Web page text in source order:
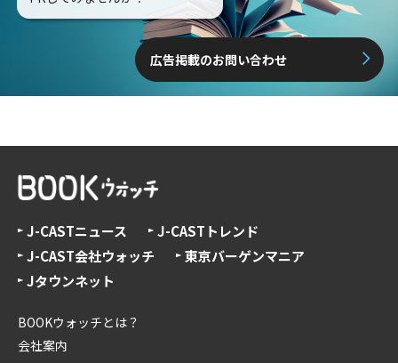
広告掲載のお問い合わせ
J-CASTニュース
J-CASTトレンド
J-CAST会社ウォッチ
東京バーゲンマニア
Jタウンネット
BOOKウォッチとは？
会社案内